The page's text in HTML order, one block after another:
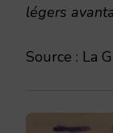
légers
Source : La